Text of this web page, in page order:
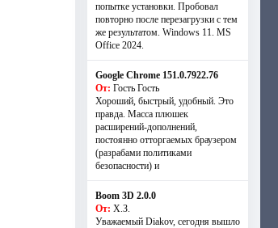
попытке установки. Пробовал
повторно после перезагрузки с тем
же результатом. Windows 11. MS
Offiсe 2024.
Google Chrome 151.0.7922.76
От: Гость Гость
Хороший, быстрый, удобный. Это
правда. Масса плюшек
расширений-дополнений,
постоянно отторгаемых браузером
(разрабами политиками
безопасности) и
Boom 3D 2.0.0
От: Х.З.
Уважаемый Diakov, сегодня вышло